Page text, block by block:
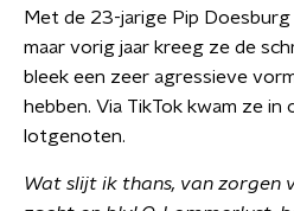
Met de 23-jarige Pip
maar vorig jaar kreeg ze de
bleek een zeer agressieve
hebben. Via TikTok kwam ze
lotgenoten.
Wat slijt ik thans, van zorgen